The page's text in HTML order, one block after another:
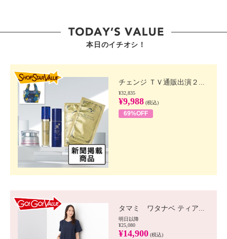
本日のイチオシ！
チェンジ ＴＶ通販出演２...
¥32,835
¥9,988 (税込)
69%OFF
タマミ ワタナベ ティア...
明日以降
¥25,080
¥14,900 (税込)